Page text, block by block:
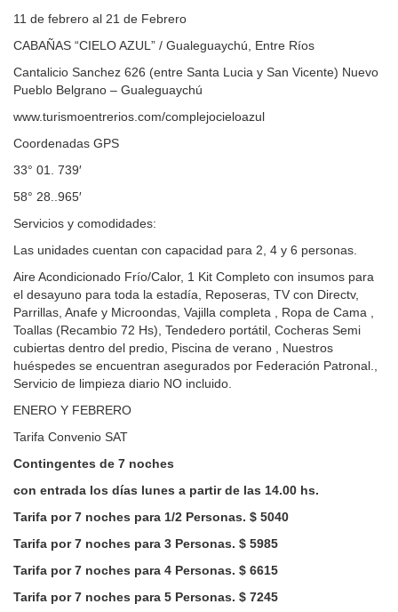
11 de febrero al 21 de Febrero
CABAÑAS “CIELO AZUL” / Gualeguaychú, Entre Ríos
Cantalicio Sanchez 626 (entre Santa Lucia y San Vicente) Nuevo
Pueblo Belgrano – Gualeguaychú
www.turismoentrerios.com/complejocieloazul
Coordenadas GPS
33° 01. 739′
58° 28..965′
Servicios y comodidades:
Las unidades cuentan con capacidad para 2, 4 y 6 personas.
Aire Acondicionado Frío/Calor, 1 Kit Completo con insumos para
el desayuno para toda la estadía, Reposeras, TV con Directv,
Parrillas, Anafe y Microondas, Vajilla completa , Ropa de Cama ,
Toallas (Recambio 72 Hs), Tendedero portátil, Cocheras Semi
cubiertas dentro del predio, Piscina de verano , Nuestros
huéspedes se encuentran asegurados por Federación Patronal.,
Servicio de limpieza diario NO incluido.
ENERO Y FEBRERO
Tarifa Convenio SAT
Contingentes de 7 noches
con entrada los días lunes a partir de las 14.00 hs.
Tarifa por 7 noches para 1/2 Personas. $ 5040
Tarifa por 7 noches para 3 Personas. $ 5985
Tarifa por 7 noches para 4 Personas. $ 6615
Tarifa por 7 noches para 5 Personas. $ 7245